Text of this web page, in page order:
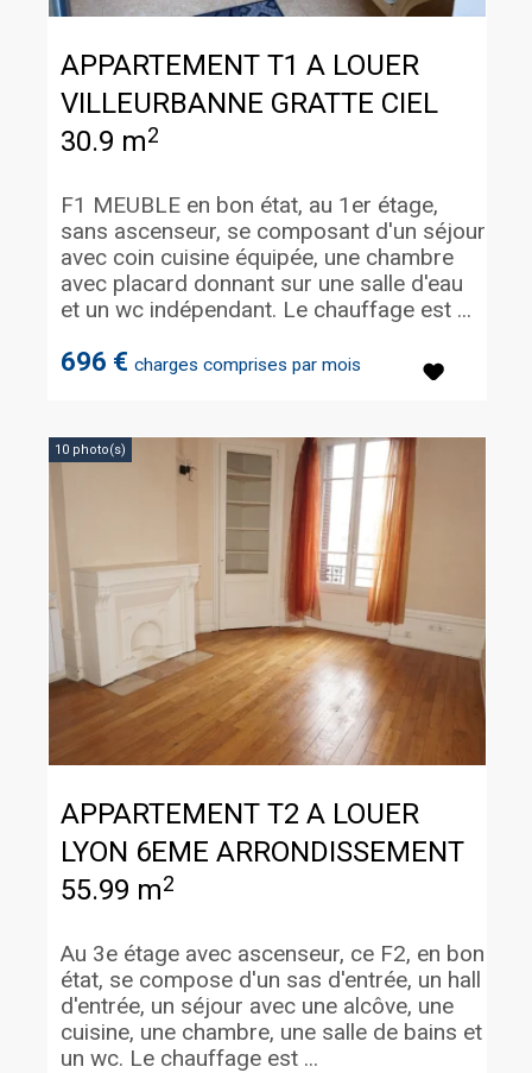
APPARTEMENT T1 A LOUER
VILLEURBANNE GRATTE CIEL
30.9 m2
696 € charges comprises par mois
F1 MEUBLE en bon état, au 1er étage,
sans ascenseur, se composant d'un séjour
avec coin cuisine équipée, une chambre
avec placard donnant sur une salle d'eau
et un wc indépendant. Le chauffage est ...
10 photo(s)
APPARTEMENT T2 A LOUER
LYON 6EME ARRONDISSEMENT
55.99 m2
Au 3e étage avec ascenseur, ce F2, en bon
état, se compose d'un sas d'entrée, un hall
d'entrée, un séjour avec une alcôve, une
cuisine, une chambre, une salle de bains et
un wc. Le chauffage est ...